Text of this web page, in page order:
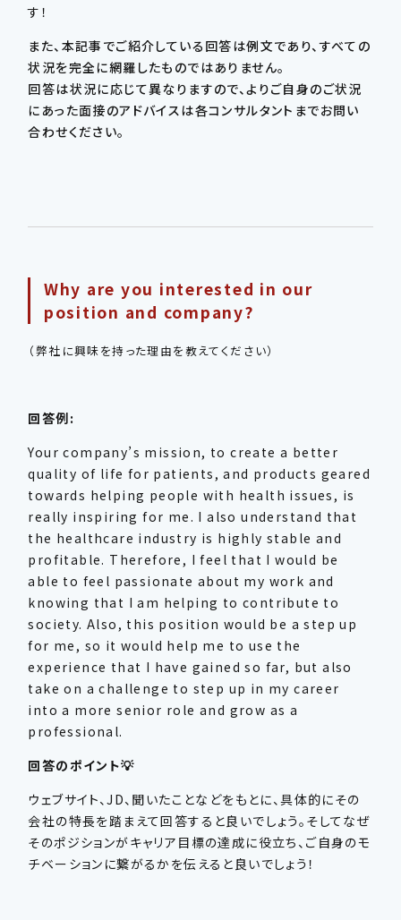
す！
また、本記事でご紹介している回答は例文であり、すべての
状況を完全に網羅したものではありません。
回答は状況に応じて異なりますので、よりご自身のご状況
にあった面接のアドバイスは各コンサルタントまでお問い
合わせください。
Why are you interested in our
position and company?
（弊社に興味を持った理由を教えてください）
回答例:
Your company’s mission, to create a better
quality of life for patients, and products geared
towards helping people with health issues, is
really inspiring for me. I also understand that
the healthcare industry is highly stable and
profitable. Therefore, I feel that I would be
able to feel passionate about my work and
knowing that I am helping to contribute to
society. Also, this position would be a step up
for me, so it would help me to use the
experience that I have gained so far, but also
take on a challenge to step up in my career
into a more senior role and grow as a
professional.
回答のポイント💡
ウェブサイト、JD、聞いたことなどをもとに、具体的にその
会社の特長を踏まえて回答すると良いでしょう。そしてなぜ
そのポジションがキャリア目標の達成に役立ち、ご自身のモ
チベーションに繋がるかを伝えると良いでしょう！